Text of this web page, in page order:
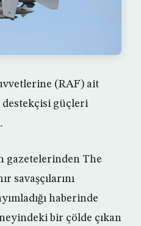
(RAF) ait
destekçisi güçleri
gazetelerinden The
savaşçılarını
haberinde
bir çölde çıkan